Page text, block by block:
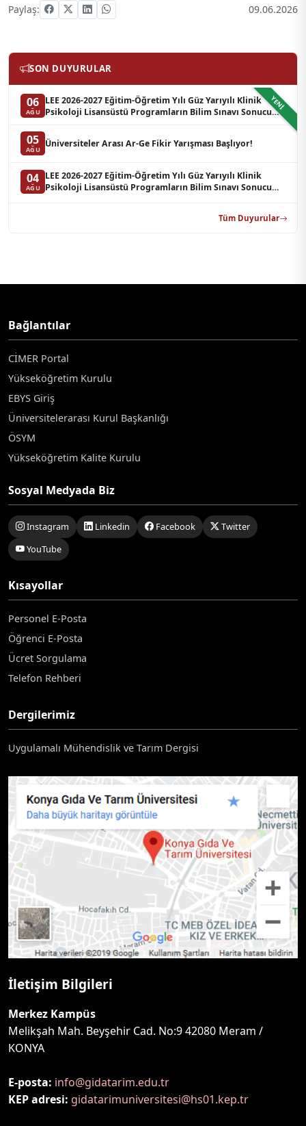
Paylaş: 09.06.2026
SON DUYURULAR
YENI
06
AĞU
LEE 2026-2027 Eğitim-Öğretim Yılı Güz Yarıyılı Klinik
Psikoloji Lisansüstü Programların Bilim Sınavı Sonucu
05
AĞU
Üniversiteler Arası Ar-Ge Fikir Yarışması Başlıyor!
04
AĞU
LEE 2026-2027 Eğitim-Öğretim Yılı Güz Yarıyılı Klinik
Psikoloji Lisansüstü Programların Bilim Sınavı Sonucu
Tüm Duyurular
Bağlantılar
CİMER Portal
Yükseköğretim Kurulu
EBYS Giriş
Üniversitelerarası Kurul Başkanlığı
ÖSYM
Yükseköğretim Kalite Kurulu
Sosyal Medyada Biz
Instagram Linkedin Facebook
Twitter
YouTube
Kısayollar
Personel E-Posta
Öğrenci E-Posta
Ücret Sorgulama
Telefon Rehberi
Dergilerimiz
Uygulamalı Mühendislik ve Tarım Dergisi
İletişim Bilgileri
Merkez Kampüs
Melikşah Mah. Beyşehir Cad. No:9 42080 Meram /
KONYA
E-posta: info@gidatarim.edu.tr
KEP adresi: gidatarimuniversitesi@hs01.kep.tr